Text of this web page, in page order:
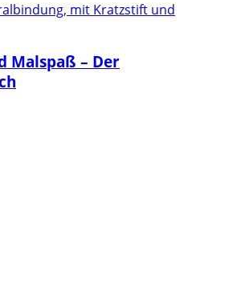
mit Kratzstift und
Malspaß – Der